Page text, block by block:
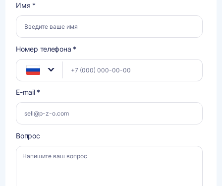
Имя *
Номер телефона *
E-mail *
Вопрос